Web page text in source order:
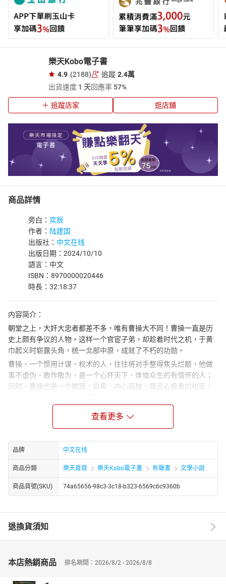
樂天Kobo電子書
4.9 (2188) 追蹤 2.4萬
出貨速度 1 天回應率57%
追蹤店家 逛店舖
商品詳情
旁白： 奕辰
作者： 陆建国
出版社： 中文在线
出版日期：2024/10/10
語言：中文
ISBN：8970000020446
時長：32:18:37
内容简介：
朝堂之上，大奸大忠者都差不多，唯有曹操大不同！曹操一直是历
史上颇有争议的人物。这样一个官宦子弟，却趁着时代之机，于黄
巾起义时崭露头角，统一北部中原，成就了不朽的功勋。
曹操，一个惯用计谋，权术的人，往往将对手整得焦头烂额，他做
事不虚伪，敢作敢为，是一个心怀天下、体恤众生的有情怀的人；
同时，曹操也是一个敏感、自卑、内心孤独、猜忌心极重的权臣，
《曹操：逐鹿天下五十年》将为广大读者重现历史的风云际会，再
现一个历史上鲜活生动、真实的曹操。他是“挟天子以令诸侯”，还是
读者呈现一幅壮美的传奇画卷。
查看更多
品牌 中文在线
商品分類 樂天首頁 樂天Kobo電子書 有聲書 文學小說
商品貨號(SKU) 74a65656-98c3-3c18-b323-6569c6c9360b
退換貨須知
本店熱銷商品 排名期間：2026/8/2 - 2026/8/8